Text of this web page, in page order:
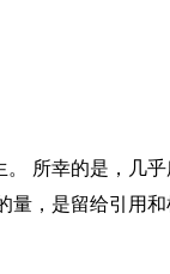
所幸的是，几
，是留给引用和